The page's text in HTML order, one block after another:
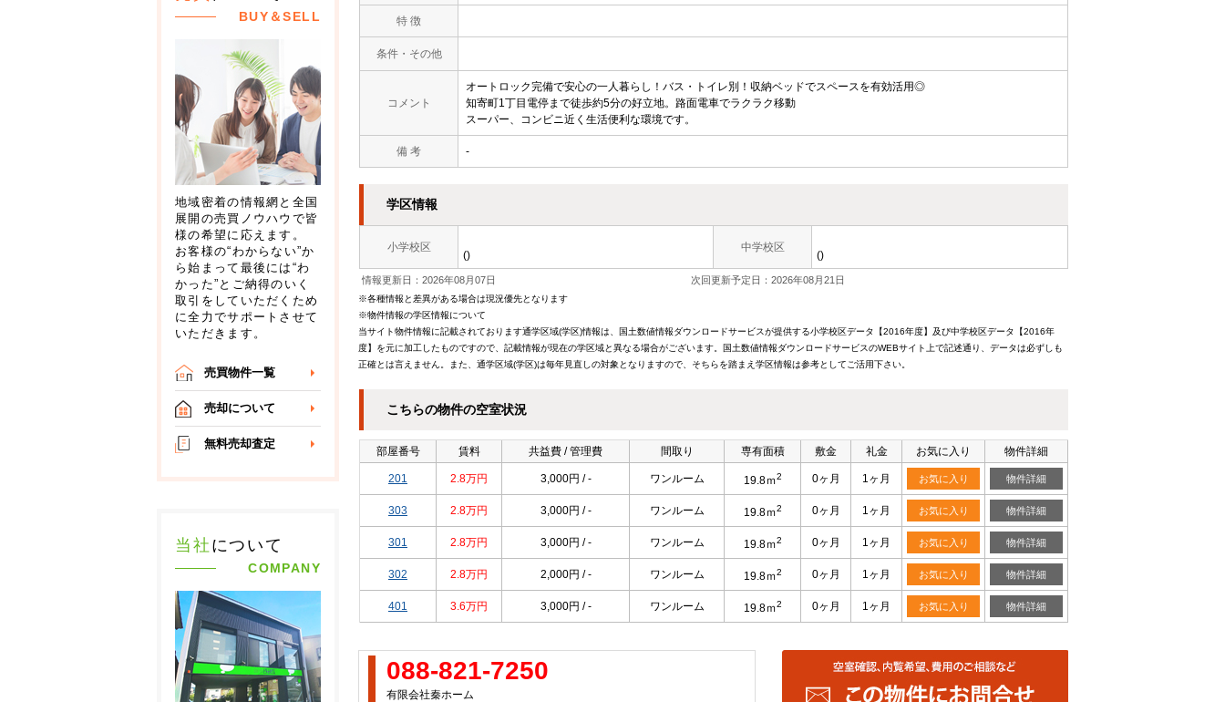
特 徴
条件・その他
コメント
オートロック完備で安心の一人暮らし！バス・トイレ別！収納ベッドでスペースを有効活用◎
知寄町1丁目電停まで徒歩約5分の好立地。路面電車でラクラク移動
スーパー、コンビニ近く生活便利な環境です。
備 考 -
学区情報
小学校区
()
中学校区
()
情報更新日：2026年08月07日 次回更新予定日：2026年08月21日
※各種情報と差異がある場合は現況優先となります
※物件情報の学区情報について
当サイト物件情報に記載されております通学区域(学区)情報は、国土数値情報ダウンロードサービスが提供する小学校区データ【2016年度】及び中学校区データ【2016年
度】を元に加工したものですので、記載情報が現在の学区域と異なる場合がございます。国土数値情報ダウンロードサービスのWEBサイト上で記述通り、データは必ずしも
正確とは言えません。また、通学区域(学区)は毎年見直しの対象となりますので、そちらを踏まえ学区情報は参考としてご活用下さい。
こちらの物件の空室状況
部屋番号 賃料 共益費 / 管理費 間取り 専有面積 敷金 礼金 お気に入り 物件詳細
201 2.8万円 3,000円 / - ワンルーム 19.8ｍ2 0ヶ月 1ヶ月 お気に入り 物件詳細
303 2.8万円 3,000円 / - ワンルーム 19.8ｍ2 0ヶ月 1ヶ月 お気に入り 物件詳細
301 2.8万円 3,000円 / - ワンルーム 19.8ｍ2 0ヶ月 1ヶ月 お気に入り 物件詳細
302 2.8万円 2,000円 / - ワンルーム 19.8ｍ2 0ヶ月 1ヶ月 お気に入り 物件詳細
401 3.6万円 3,000円 / - ワンルーム 19.8ｍ2 0ヶ月 1ヶ月 お気に入り 物件詳細
088-821-7250
有限会社秦ホーム
BUY＆SELL
地域密着の情報網と全国
展開の売買ノウハウで皆
様の希望に応えます。
お客様の“わからない”か
ら始まって最後には“わ
かった”とご納得のいく
取引をしていただくため
に全力でサポートさせて
いただきます。
売買物件一覧
売却について
無料売却査定
当社 について
COMPANY